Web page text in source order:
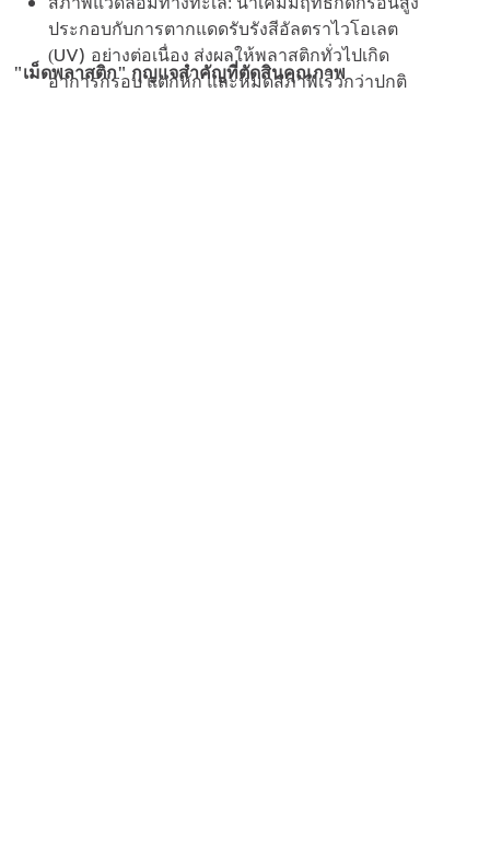
ประกอบกับการตากแดดรับรังสีอัลตราไวโอเลต
(UV) อย่างต่อเนื่อง ส่งผลให้พลาสติกทั่วไปเกิด
อาการกรอบ แตกหัก และหมดสภาพเร็วกว่าปกติ
"เม็ดพลาสติก" กุญแจสำคัญที่ตัดสินคุณภาพ